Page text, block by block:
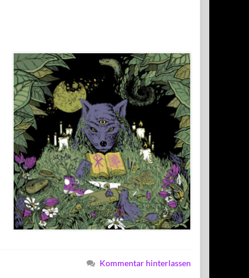
Kommentar hinterlassen